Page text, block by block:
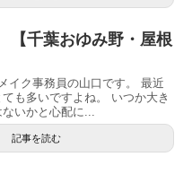
千葉おゆみ野・屋根
イク事務員の山口です。 最近
も多いですよね。 いつか大き
いかと心配に...
記事を読む